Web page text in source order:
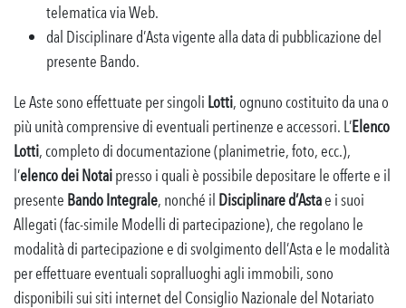
telematica via Web.
dal Disciplinare d’Asta vigente alla data di pubblicazione del
presente Bando.
Le Aste sono effettuate per singoli Lotti, ognuno costituito da una o
più unità comprensive di eventuali pertinenze e accessori. L’Elenco
Lotti, completo di documentazione (planimetrie, foto, ecc.),
l’elenco dei Notaipresso i quali è possibile depositare le offerte e il
presente Bando Integrale, nonché il Disciplinare d’Astae i suoi
Allegati (fac-simile Modelli di partecipazione), che regolano le
modalità di partecipazione e di svolgimento dell’Asta e le modalità
per effettuare eventuali sopralluoghi agli immobili, sono
disponibili sui siti internet del Consiglio Nazionale del Notariato